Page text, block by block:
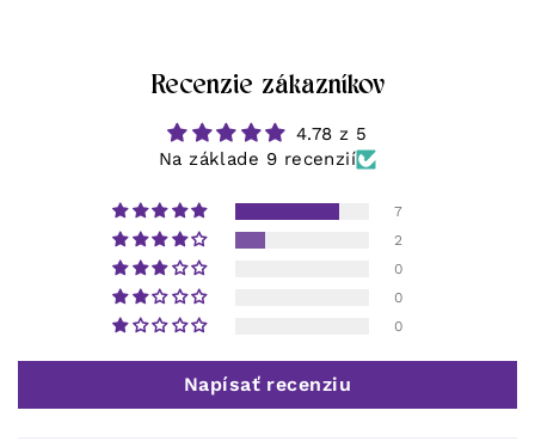
Recenzie zákazníkov
4.78 z 5
Na základe 9 recenzií
7
2
0
0
0
Napísať recenziu